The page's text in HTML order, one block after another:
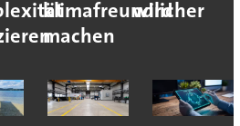
klimafreundlicher
machen
wird